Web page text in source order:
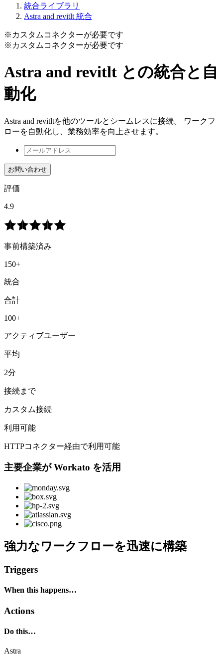
統合ライブラリ
Astra and revitlt 統合
※カスタムコネクターが必要です
※カスタムコネクターが必要です
Astra and revitlt との統合と自
動化
Astra and revitltを他のツールとシームレスに接続。 ワークフ
ローを自動化し、業務効率を向上させます。
お問い合わせ
評価
4.9
事前構築済み
150+
統合
合計
100+
アクティブユーザー
平均
2分
接続まで
カスタム接続
利用可能
HTTPコネクター経由で利用可能
主要企業が Workato を活用
強力なワークフローを迅速に構築
Triggers
When this happens…
Actions
Do this…
Astra